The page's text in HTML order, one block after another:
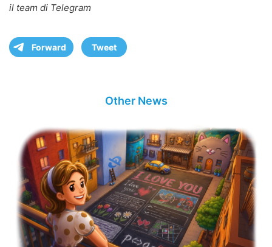
il team di Telegram
Forward Tweet
Other News